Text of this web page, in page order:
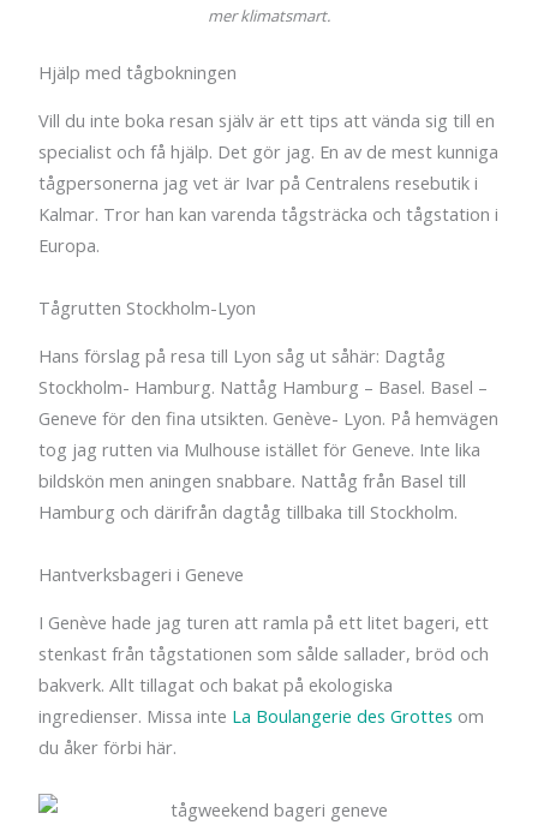
mer klimatsmart.
Hjälp med tågbokningen
Vill du inte boka resan själv är ett tips att vända sig till en
specialist och få hjälp. Det gör jag. En av de mest kunniga
tågpersonerna jag vet är Ivar på Centralens resebutik i
Kalmar. Tror han kan varenda tågsträcka och tågstation i
Europa.
Tågrutten Stockholm-Lyon
Hans förslag på resa till Lyon såg ut såhär: Dagtåg
Stockholm- Hamburg. Nattåg Hamburg – Basel. Basel –
Geneve för den fina utsikten. Genève- Lyon. På hemvägen
tog jag rutten via Mulhouse istället för Geneve. Inte lika
bildskön men aningen snabbare. Nattåg från Basel till
Hamburg och därifrån dagtåg tillbaka till Stockholm.
Hantverksbageri i Geneve
I Genève hade jag turen att ramla på ett litet bageri, ett
stenkast från tågstationen som sålde sallader, bröd och
bakverk. Allt tillagat och bakat på ekologiska
ingredienser. Missa inte La Boulangerie des Grottes om
du åker förbi här.